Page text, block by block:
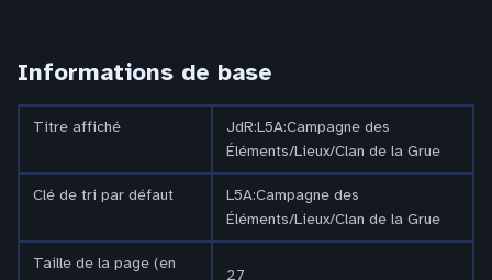
Informations de base
Titre affiché
JdR:L5A:Campagne des
Éléments/Lieux/Clan de la Grue
Clé de tri par défaut
L5A:Campagne des
Éléments/Lieux/Clan de la Grue
Taille de la page (en
27